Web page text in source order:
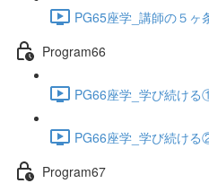
PG65座学_講師の５
Program66
PG66座学_学び続け
PG66座学_学び続け
Program67